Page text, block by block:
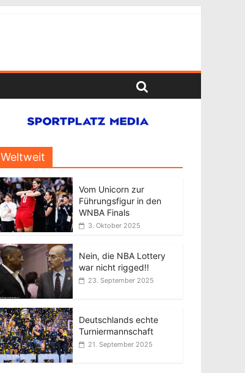
Weltweit
Vom Unicorn zur
Führungsfigur in den
WNBA Finals
3. Oktober 2025
Nein, die NBA Lottery
war nicht rigged!!
23. September 2025
Deutschlands echte
Turniermannschaft
21. September 2025